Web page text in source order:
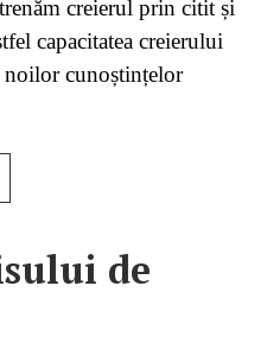
creierul prin citit și
capacitatea creierului
noilor cunoștințelor
de